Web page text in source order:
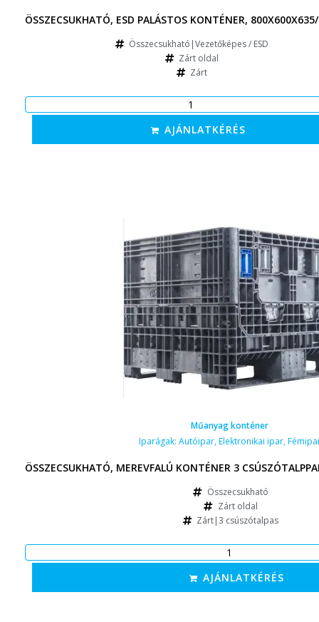
ÖSSZECSUKHATÓ, ESD PALÁSTOS KONTÉNER,
Összecsukható|Vezetőképes / ESD
Zárt oldal
Zárt
AJÁNLATKÉRÉS
Műanyag konténer
Iparágak: Autóipar,Elektronikai ipar,
ÖSSZECSUKHATÓ, MEREVFALÚ KONTÉNER 3
Összecsukható
Zárt oldal
Zárt|3 csúszótalpas
AJÁNLATKÉRÉS